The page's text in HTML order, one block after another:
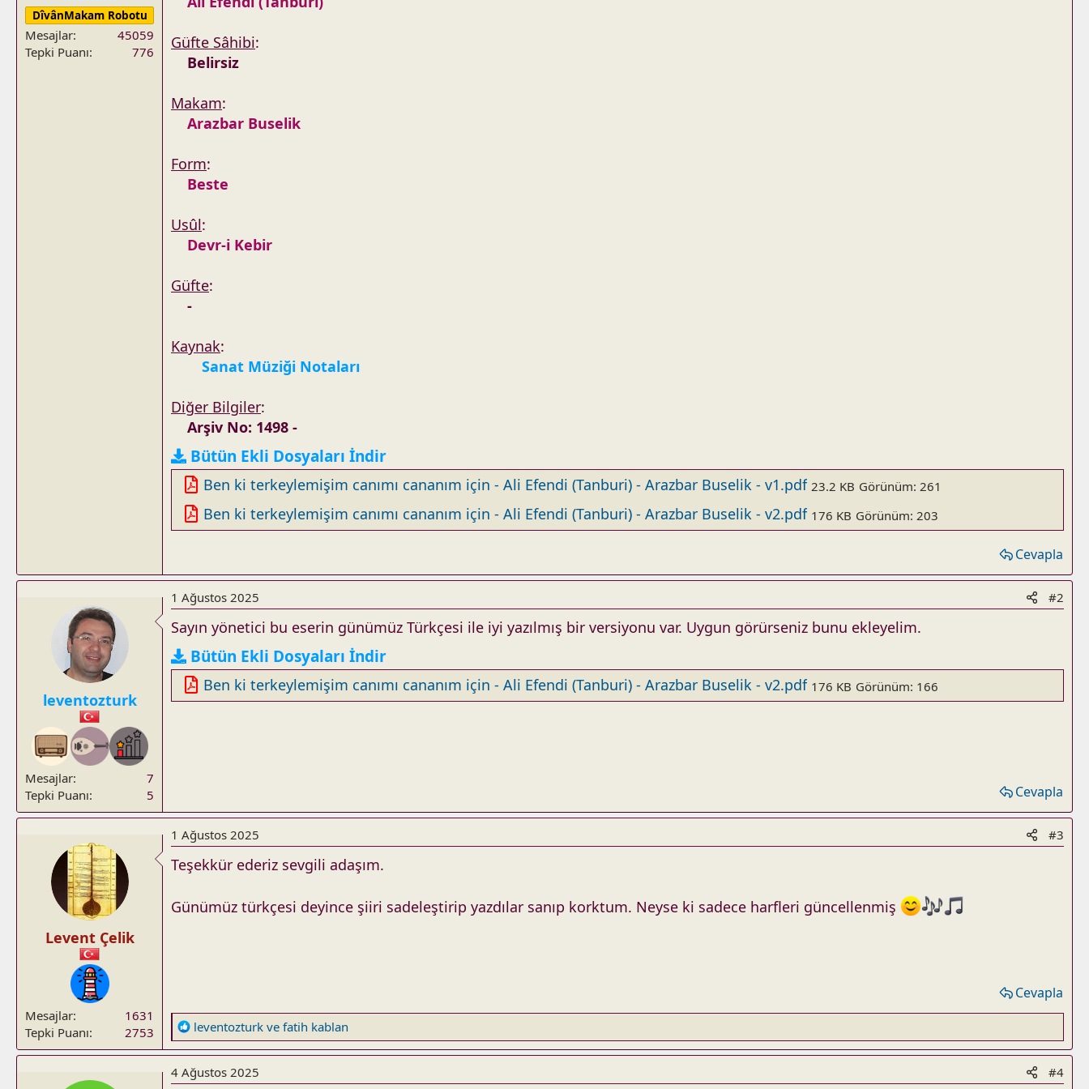
DîvânMakam Robotu
Mesajlar
45059
Tepki Puanı
776 Güfte Sâhibi:
Belirsiz
Makam:
Arazbar Buselik
Form:
Beste
Usûl:
Devr-i Kebir
Güfte:
-
Kaynak:
Sanat Müziği Notaları
Diğer Bilgiler:
Arşiv No: 1498 -
Bütün Ekli Dosyaları İndir
Ben ki terkeylemişim canımı cananım için - Ali Efendi (Tanburi) - Arazbar Buselik - v1.pdf 23.2 KB Görünüm: 261
Ben ki terkeylemişim canımı cananım için - Ali Efendi (Tanburi) - Arazbar Buselik - v2.pdf 176 KB Görünüm: 203
Cevapla
leventozturk
Mesajlar
7
Tepki Puanı
5
1 Ağustos 2025 #2
Sayın yönetici bu eserin günümüz Türkçesi ile iyi yazılmış bir versiyonu var. Uygun görürseniz bunu ekleyelim.
Bütün Ekli Dosyaları İndir
Ben ki terkeylemişim canımı cananım için - Ali Efendi (Tanburi) - Arazbar Buselik - v2.pdf 176 KB Görünüm: 166
Cevapla
Levent Çelik
Mesajlar
1631
Tepki Puanı
2753
1 Ağustos 2025 #3
Teşekkür ederiz sevgili adaşım.
Günümüz türkçesi deyince şiiri sadeleştirip yazdılar sanıp korktum. Neyse ki sadece harfleri güncellenmiş
Cevapla
R
e
a
c
leventozturk ve fatih kablan
4 Ağustos 2025 #4